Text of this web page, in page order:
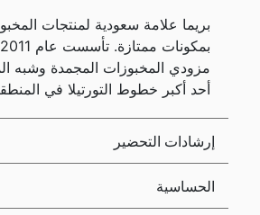
بريما علامة سعودية لمنتجات
مزودي المخبوزات المجمدة وشبه
أحد أكبر خطوط التورتيلا في
إرشادات التحضير
الحساسية